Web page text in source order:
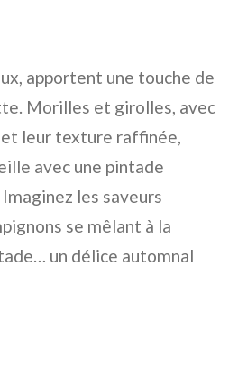
apportent une touche de
Morilles et girolles, avec
leur texture raffinée,
avec une pintade
les saveurs
se mêlant à la
un délice automnal